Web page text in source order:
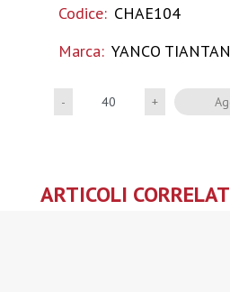
Codice: CHAE104
Marca: YANCO TIANTAN
Quantità
ARTICOLI